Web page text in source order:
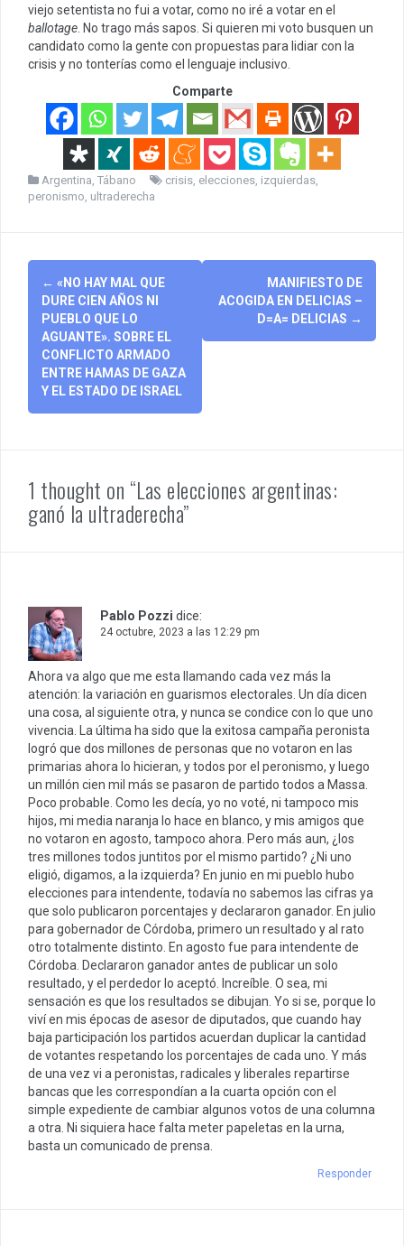
viejo setentista no fui a votar, como no iré a votar en el
ballotage . No trago más sapos. Si quieren mi voto busquen un
candidato como la gente con propuestas para lidiar con la
crisis y no tonterías como el lenguaje inclusivo.
Comparte
Argentina Tábano crisis elecciones izquierdas
peronismo ultraderecha
Post
navigation
← «NO HAY MAL QUE
DURE CIEN AÑOS NI
PUEBLO QUE LO
AGUANTE». SOBRE EL
CONFLICTO ARMADO
ENTRE HAMAS DE GAZA
Y EL ESTADO DE ISRAEL
MANIFIESTO DE
ACOGIDA EN DELICIAS –
D=A= DELICIAS →
1 thought on “Las elecciones argentinas:
ganó la ultraderecha”
Pablo Pozzi dice:
24 octubre, 2023 a las 12:29 pm
Ahora va algo que me esta llamando cada vez más la
atención: la variación en guarismos electorales. Un día dicen
una cosa, al siguiente otra, y nunca se condice con lo que uno
vivencia. La última ha sido que la exitosa campaña peronista
logró que dos millones de personas que no votaron en las
primarias ahora lo hicieran, y todos por el peronismo, y luego
un millón cien mil más se pasaron de partido todos a Massa.
Poco probable. Como les decía, yo no voté, ni tampoco mis
hijos, mi media naranja lo hace en blanco, y mis amigos que
no votaron en agosto, tampoco ahora. Pero más aun, ¿los
tres millones todos juntitos por el mismo partido? ¿Ni uno
eligió, digamos, a la izquierda? En junio en mi pueblo hubo
elecciones para intendente, todavía no sabemos las cifras ya
que solo publicaron porcentajes y declararon ganador. En julio
para gobernador de Córdoba, primero un resultado y al rato
otro totalmente distinto. En agosto fue para intendente de
Córdoba. Declararon ganador antes de publicar un solo
resultado, y el perdedor lo aceptó. Increíble. O sea, mi
sensación es que los resultados se dibujan. Yo si se, porque lo
viví en mis épocas de asesor de diputados, que cuando hay
baja participación los partidos acuerdan duplicar la cantidad
de votantes respetando los porcentajes de cada uno. Y más
de una vez vi a peronistas, radicales y liberales repartirse
bancas que les correspondían a la cuarta opción con el
simple expediente de cambiar algunos votos de una columna
a otra. Ni siquiera hace falta meter papeletas en la urna,
basta un comunicado de prensa.
Responder